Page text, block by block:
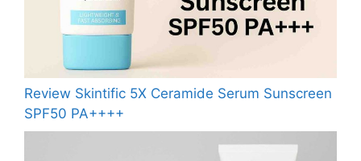
Review Skintific 5X Ceramide Serum Sunscreen
SPF50 PA++++